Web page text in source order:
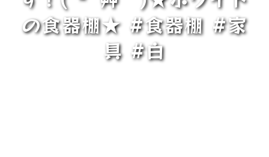
の食器棚★ #食器棚 #家
具 #白